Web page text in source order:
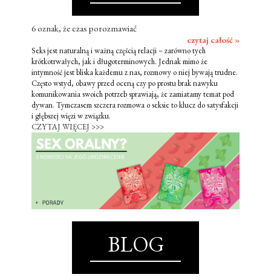
6 oznak, że czas porozmawiać
czytaj całość »
Seks jest naturalną i ważną częścią relacji – zarówno tych
krótkotrwałych, jak i długoterminowych. Jednak mimo że
intymność jest bliska każdemu z nas, rozmowy o niej bywają trudne.
Często wstyd, obawy przed oceną czy po prostu brak nawyku
komunikowania swoich potrzeb sprawiają, że zamiatamy temat pod
dywan. Tymczasem szczera rozmowa o seksie to klucz do satysfakcji
i głębszej więzi w związku.
CZYTAJ WIĘCEJ >>>
BLOG